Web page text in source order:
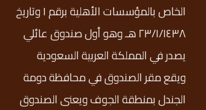
الخاص بالمؤسسات الأهلية برقم ١ وتاريخ
٢٣/١/١٤٣٨ هـ وهو أول صندوق عائلي
يصدر في المملكة العربية السعودية
ويقع مقر الصندوق في محافظة دومة
الجندل بمنطقة الجوف ويعنى الصندوق